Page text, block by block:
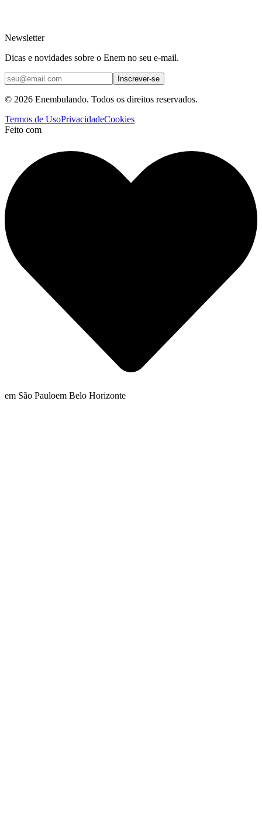
Newsletter
Dicas e novidades sobre o Enem no seu e-mail.
Inscrever-se
© 2026 Enembulando. Todos os direitos reservados.
Termos de UsoPrivacidadeCookies
Feito com
em São Pauloem Belo Horizonte